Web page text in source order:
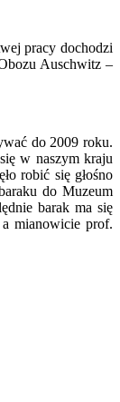
pracy dochodzi
Auschwitz –
do 2009 roku.
w naszym kraju
robić się głośno
do Muzeum
barak ma się
mianowicie prof.